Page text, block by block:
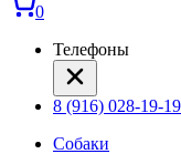
0
Телефоны
8 (916) 028-19-19
Собаки